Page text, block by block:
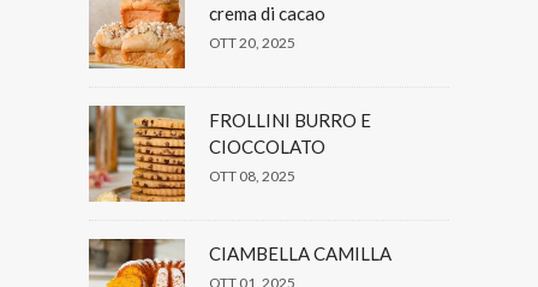
crema di cacao
OTT 20, 2025
FROLLINI BURRO E
CIOCCOLATO
OTT 08, 2025
CIAMBELLA CAMILLA
OTT 01, 2025